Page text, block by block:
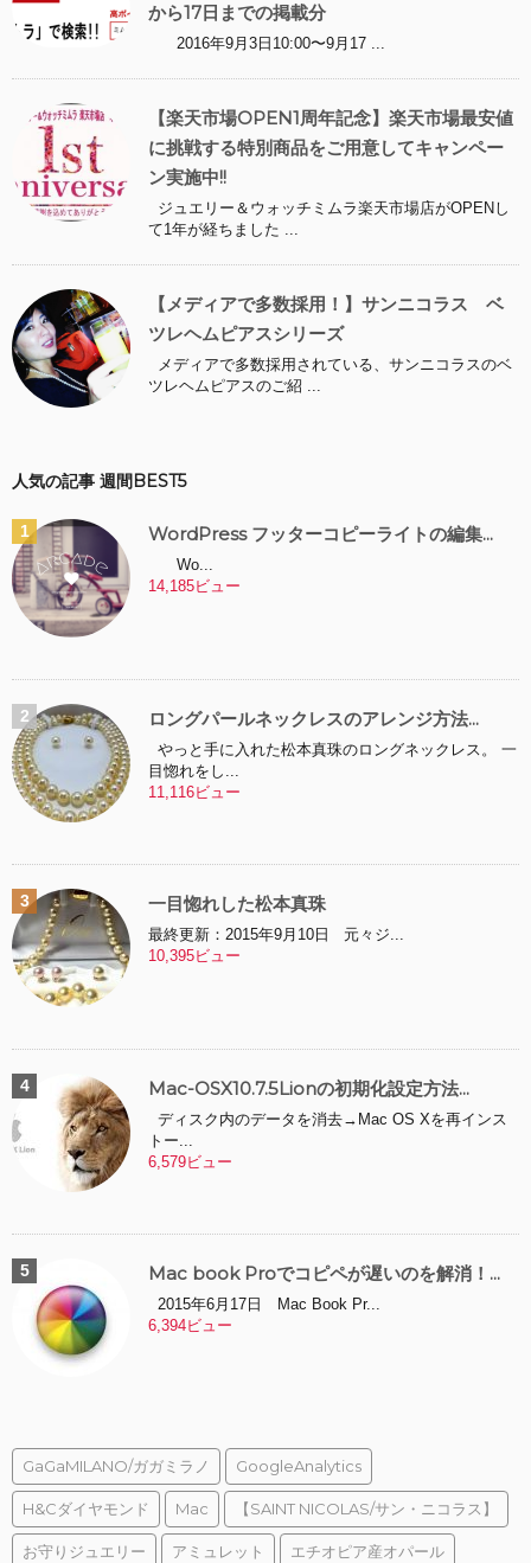
から17日までの掲載分
2016年9月3日10:00〜9月17 ...
【楽天市場OPEN1周年記念】楽天市場最安値
に挑戦する特別商品をご用意してキャンペー
ン実施中!!
ジュエリー＆ウォッチミムラ楽天市場店がOPENし
て1年が経ちました ...
【メディアで多数採用！】サンニコラス ベ
ツレヘムピアスシリーズ
メディアで多数採用されている、サンニコラスのベ
ツレヘムピアスのご紹 ...
人気の記事 週間BEST5
WordPress フッターコピーライトの編集...
Wo...
14,185ビュー
ロングパールネックレスのアレンジ方法...
やっと手に入れた松本真珠のロングネックレス。 一
目惚れをし...
11,116ビュー
一目惚れした松本真珠
最終更新：2015年9月10日 元々ジ...
10,395ビュー
Mac-OSX10.7.5Lionの初期化設定方法...
ディスク内のデータを消去→Mac OS Xを再インス
トー...
6,579ビュー
Mac book Proでコピペが遅いのを解消！...
2015年6月17日 Mac Book Pr...
6,394ビュー
GaGaMILANO/ガガミラノ GoogleAnalytics
H&Cダイヤモンド Mac 【SAINT NICOLAS/サン・ニコラス】
お守りジュエリー アミュレット エチオピア産オパール